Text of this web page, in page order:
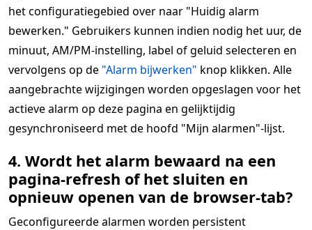
het configuratiegebied over naar "Huidig alarm
bewerken." Gebruikers kunnen indien nodig het uur, de
minuut, AM/PM-instelling, label of geluid selecteren en
vervolgens op de "Alarm bijwerken" knop klikken. Alle
aangebrachte wijzigingen worden opgeslagen voor het
actieve alarm op deze pagina en gelijktijdig
gesynchroniseerd met de hoofd "Mijn alarmen"-lijst.
4. Wordt het alarm bewaard na een
pagina-refresh of het sluiten en
opnieuw openen van de browser-tab?
Geconfigureerde alarmen worden persistent